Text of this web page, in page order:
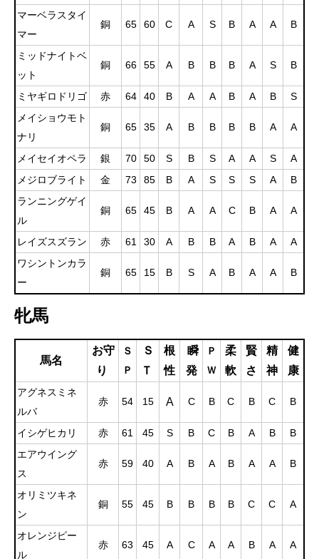
マーベラスタイ
マー
銅 65 60 C A S B A A B
ミッドナイトベ
ット
銅 66 55 A B B B A S B
ミヤギロドリゴ 赤 64 40 B A A B A B
S
メイショウモト
ナリ
銅 65 35 A B B B B A A
メイセイオペラ 銀 70 50 S B S A A S
A
メジロブライト
金 73 85 B A S S S A
B
ランニングゲイ
ル
銅 65 45 B A A C B A A
レイズスズラン 赤 61 30 A B B A B A
A
ワシントンカラ
ー
銅 65 15 B S A B A A B
牝馬
馬名
お守
り
Ｓ
Ｐ
Ｓ
Ｔ
根
性
瞬
発
Ｐ
Ｗ
柔
軟
賢
さ
精
神
健
康
アグネスミネ
ルバ
赤 54 15 A C B C B C B
イシゲヒカリ 赤 61 45 S B C B A B
B
エアウイング
ス
赤 59 40 A B A B A A B
オリミツキネ
ン
銅 55 45 B B B B C C A
オレンジピー
ル
赤 63 45 A C A A B A A